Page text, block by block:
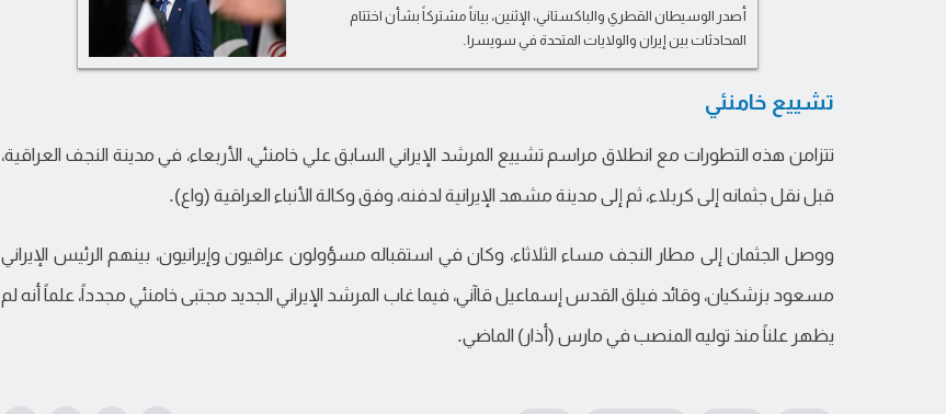
أصدر الوسيطان القطري والباكستاني، الإثنين، بياناً مشتركاً بشأن اختتام
المحادثات بين إيران والولايات المتحدة في سويسرا.
تشييع خامنئي
تتزامن هذه التطورات مع انطلاق مراسم تشييع المرشد الإيراني السابق علي خامنئي، الأربعاء، في مدينة النجف العراقية،
قبل نقل جثمانه إلى كربلاء، ثم إلى مدينة مشهد الإيرانية لدفنه، وفق وكالة الأنباء العراقية (واع).
ووصل الجثمان إلى مطار النجف مساء الثلاثاء، وكان في استقباله مسؤولون عراقيون وإيرانيون، بينهم الرئيس الإيراني
مسعود بزشكيان، وقائد فيلق القدس إسماعيل قاآني، فيما غاب المرشد الإيراني الجديد مجتبى خامنئي مجدداً، علماً أنه لم
يظهر علناً منذ توليه المنصب في مارس (أذار) الماضي.